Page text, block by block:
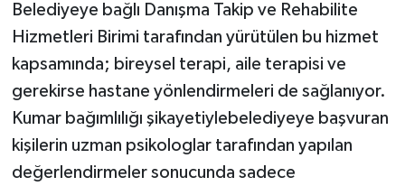
Belediyeye bağlı Danışma Takip ve Rehabilite
Hizmetleri Birimi tarafından yürütülen bu hizmet
kapsamında; bireysel terapi, aile terapisi ve
gerekirse hastane yönlendirmeleri de sağlanıyor.
Kumar bağımlılığı şikayetiylebelediyeye başvuran
kişilerin uzman psikologlar tarafından yapılan
değerlendirmeler sonucunda sadece